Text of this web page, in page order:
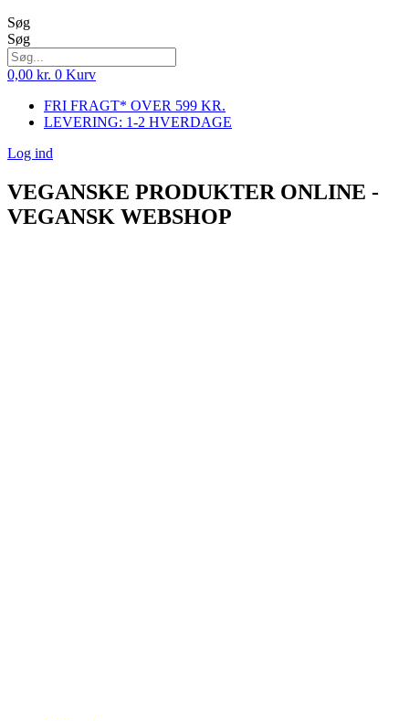
Søg
Søg
0,00 kr. 0 Kurv
FRI FRAGT* OVER 599 KR.
LEVERING: 1-2 HVERDAGE
Log ind
VEGANSKE PRODUKTER ONLINE -
VEGANSK WEBSHOP